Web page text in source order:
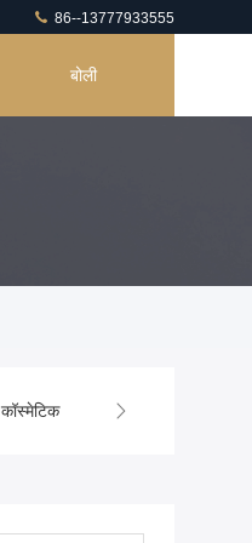
86--13777933555
बोली
कॉस्मेटिक इंजेक्शन मोल्डिंग